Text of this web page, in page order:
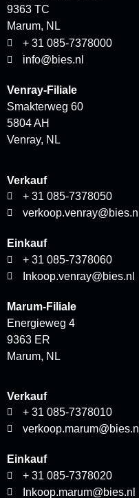
9363 TC
Marum, NL
+ 31 085-7378000
info@bies.nl
Venray-Filiale
Smakterweg 60
5804 AH
Venray, NL
Verkauf
+ 31 085-7378050
verkoop.venray@bies.nl
Einkauf
+ 31 085-7378060
Inkoop.venray@bies.nl
Marum-Filiale
Energieweg 4
9363 ER
Marum, NL
Verkauf
+ 31 085-7378010
verkoop.marum@bies.nl
Einkauf
+ 31 085-7378020
Inkoop.marum@bies.nl